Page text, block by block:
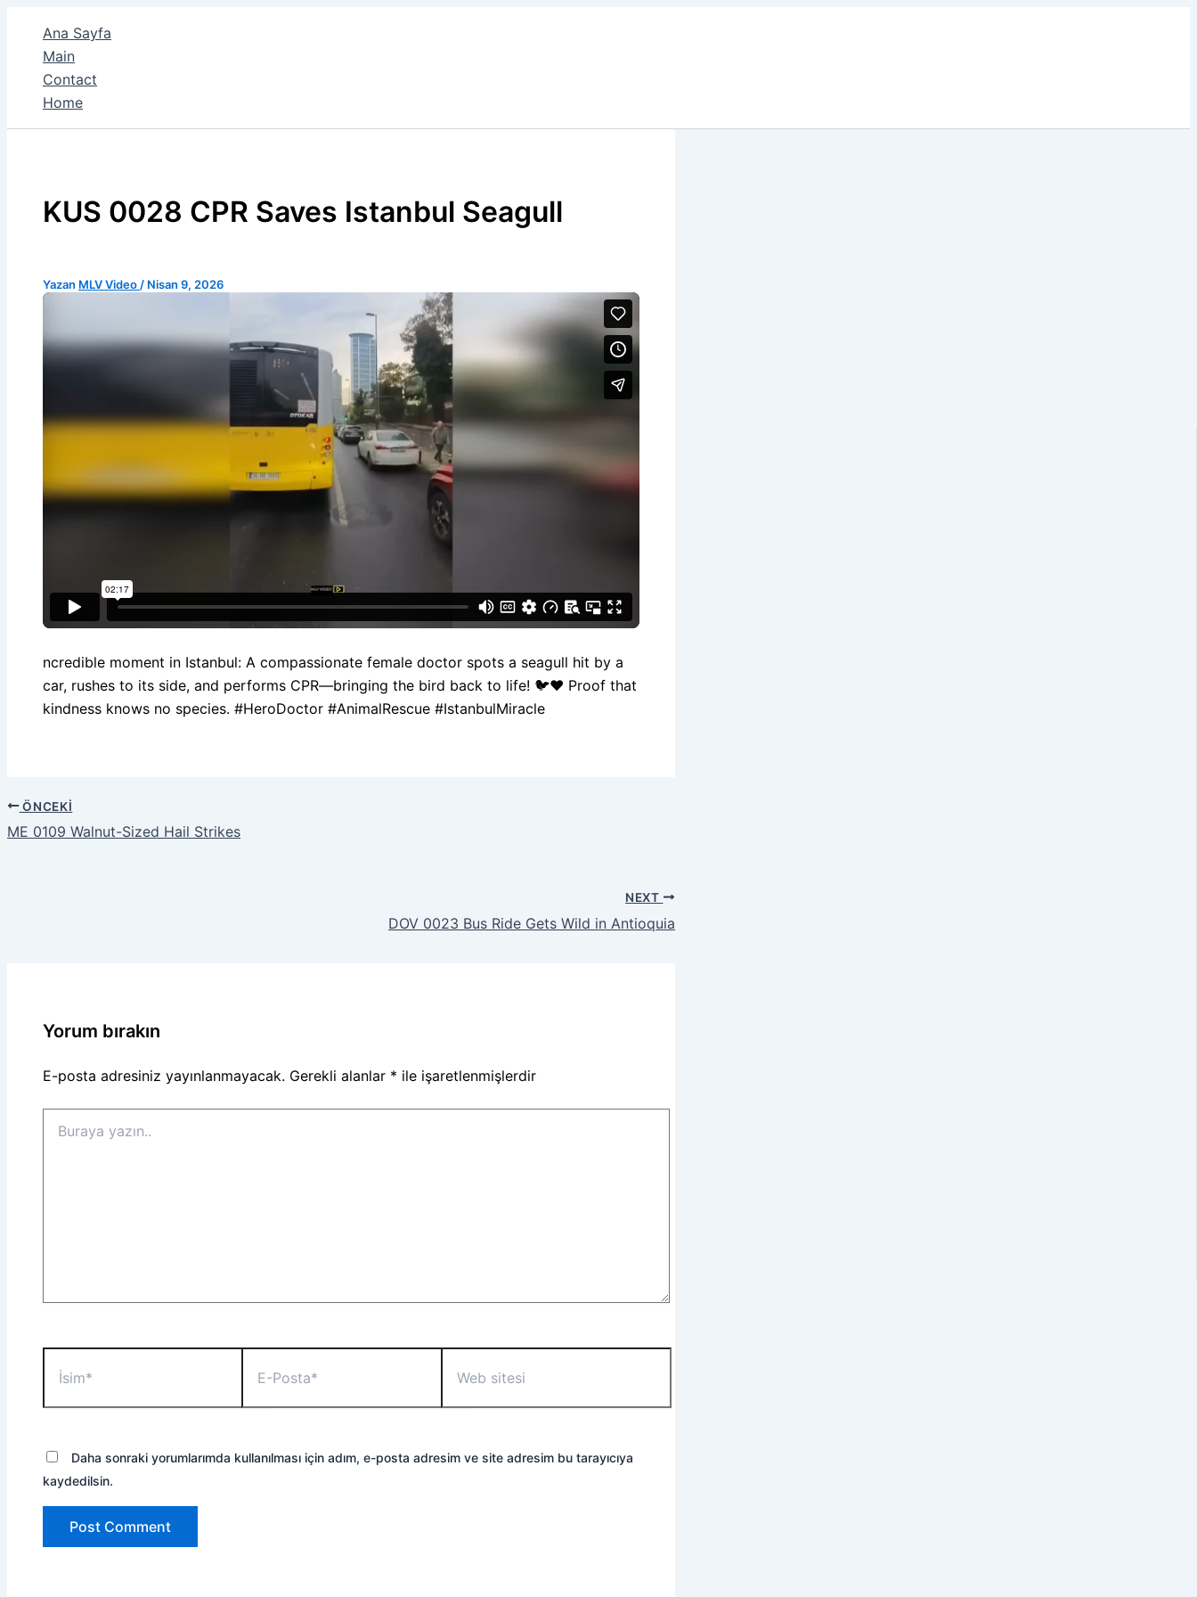
Ana Sayfa
Main
Contact
Home
KUS 0028 CPR Saves Istanbul Seagull
Yazan MLV Video / Nisan 9, 2026
ncredible moment in Istanbul: A compassionate female doctor spots a seagull hit by a
car, rushes to its side, and performs CPR—bringing the bird back to life! 🐦❤️ Proof that
kindness knows no species. #HeroDoctor #AnimalRescue #IstanbulMiracle
ÖNCEKI
ME 0109 Walnut-Sized Hail Strikes
NEXT
DOV 0023 Bus Ride Gets Wild in Antioquia
Yorum bırakın
E-posta adresiniz yayınlanmayacak. Gerekli alanlar * ile işaretlenmişlerdir
yazın..
Posta*
sitesi
Daha sonraki yorumlarımda kullanılması için adım, e-posta adresim ve site adresim bu tarayıcıya
kaydedilsin.